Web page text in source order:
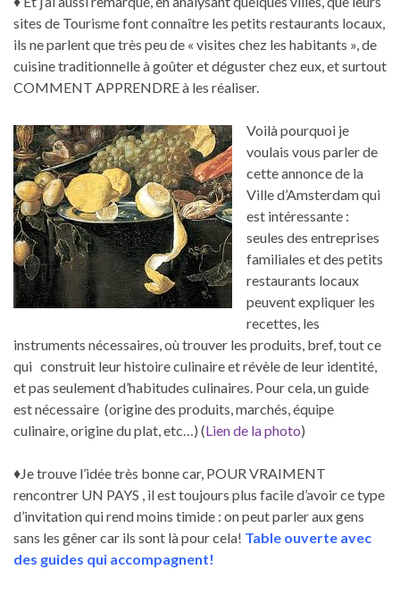
sites de Tourisme font connaître les petits restaurants locaux,
ils ne parlent que très peu de « visites chez les habitants », de
cuisine traditionnelle à goûter et déguster chez eux, et surtout
COMMENT APPRENDRE à les réaliser.
Voilà pourquoi je
voulais vous parler de
cette annonce de la
Ville d’Amsterdam qui
est intéressante :
seules des entreprises
familiales et des petits
restaurants locaux
peuvent expliquer les
recettes, les
instruments nécessaires, où trouver les produits, bref, tout ce
qui construit leur histoire culinaire et révèle de leur identité,
et pas seulement d’habitudes culinaires. Pour cela, un guide
est nécessaire (origine des produits, marchés, équipe
culinaire, origine du plat, etc…) (Lien de la photo)
♦Je trouve l’idée très bonne car, POUR VRAIMENT
rencontrer UN PAYS , il est toujours plus facile d’avoir ce type
d’invitation qui rend moins timide : on peut parler aux gens
sans les gêner car ils sont là pour cela! Table ouverte avec
des guides qui accompagnent!